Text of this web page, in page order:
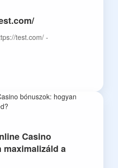
test.com/ -
Casino
a